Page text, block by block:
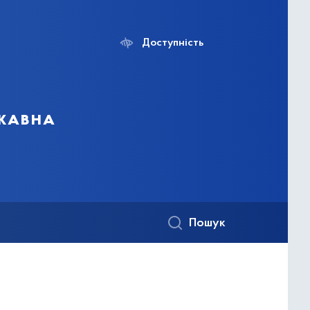
Доступність
Пошук